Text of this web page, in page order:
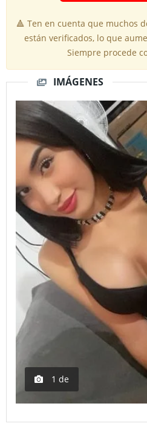
🔺 Ten en cuenta que muchos
están verificados, lo que
Siempre procede
IMÁGENES
1 de